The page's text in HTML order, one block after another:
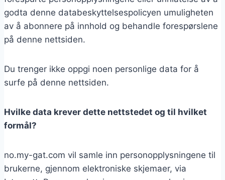
godta denne databeskyttelsespolicyen umuligheten
av å abonnere på innhold og behandle forespørslene
på denne nettsiden.
Du trenger ikke oppgi noen personlige data for å
surfe på denne nettsiden.
Hvilke data krever dette nettstedet og til hvilket
formål?
no.my-gat.com vil samle inn personopplysningene til
brukerne, gjennom elektroniske skjemaer, via